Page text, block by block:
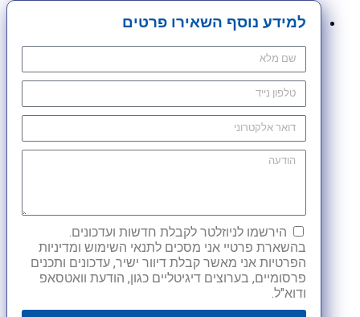
למידע נוסף השאירו פרטים
הירשמו לניוזלטר לקבלת חדשות ועדכונים.
בהשארת פרטיי אני מסכים לתנאי השימוש ומדיניות
הפרטיות אני מאשר קבלת דיוור ישיר, עדכונים ותכנים
פרסומיים, בערוצים דיגיטליים כגון, הודעת וואטסאפ
ודוא"ל.